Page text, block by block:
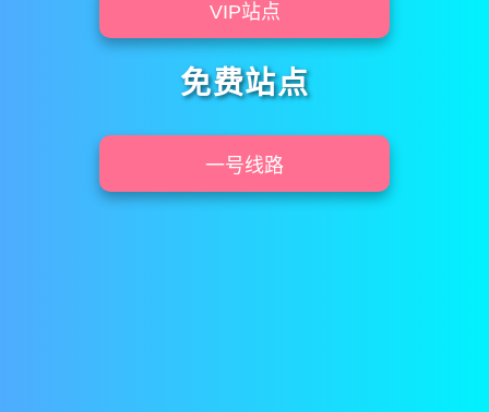
VIP站点
免费站点
一号线路